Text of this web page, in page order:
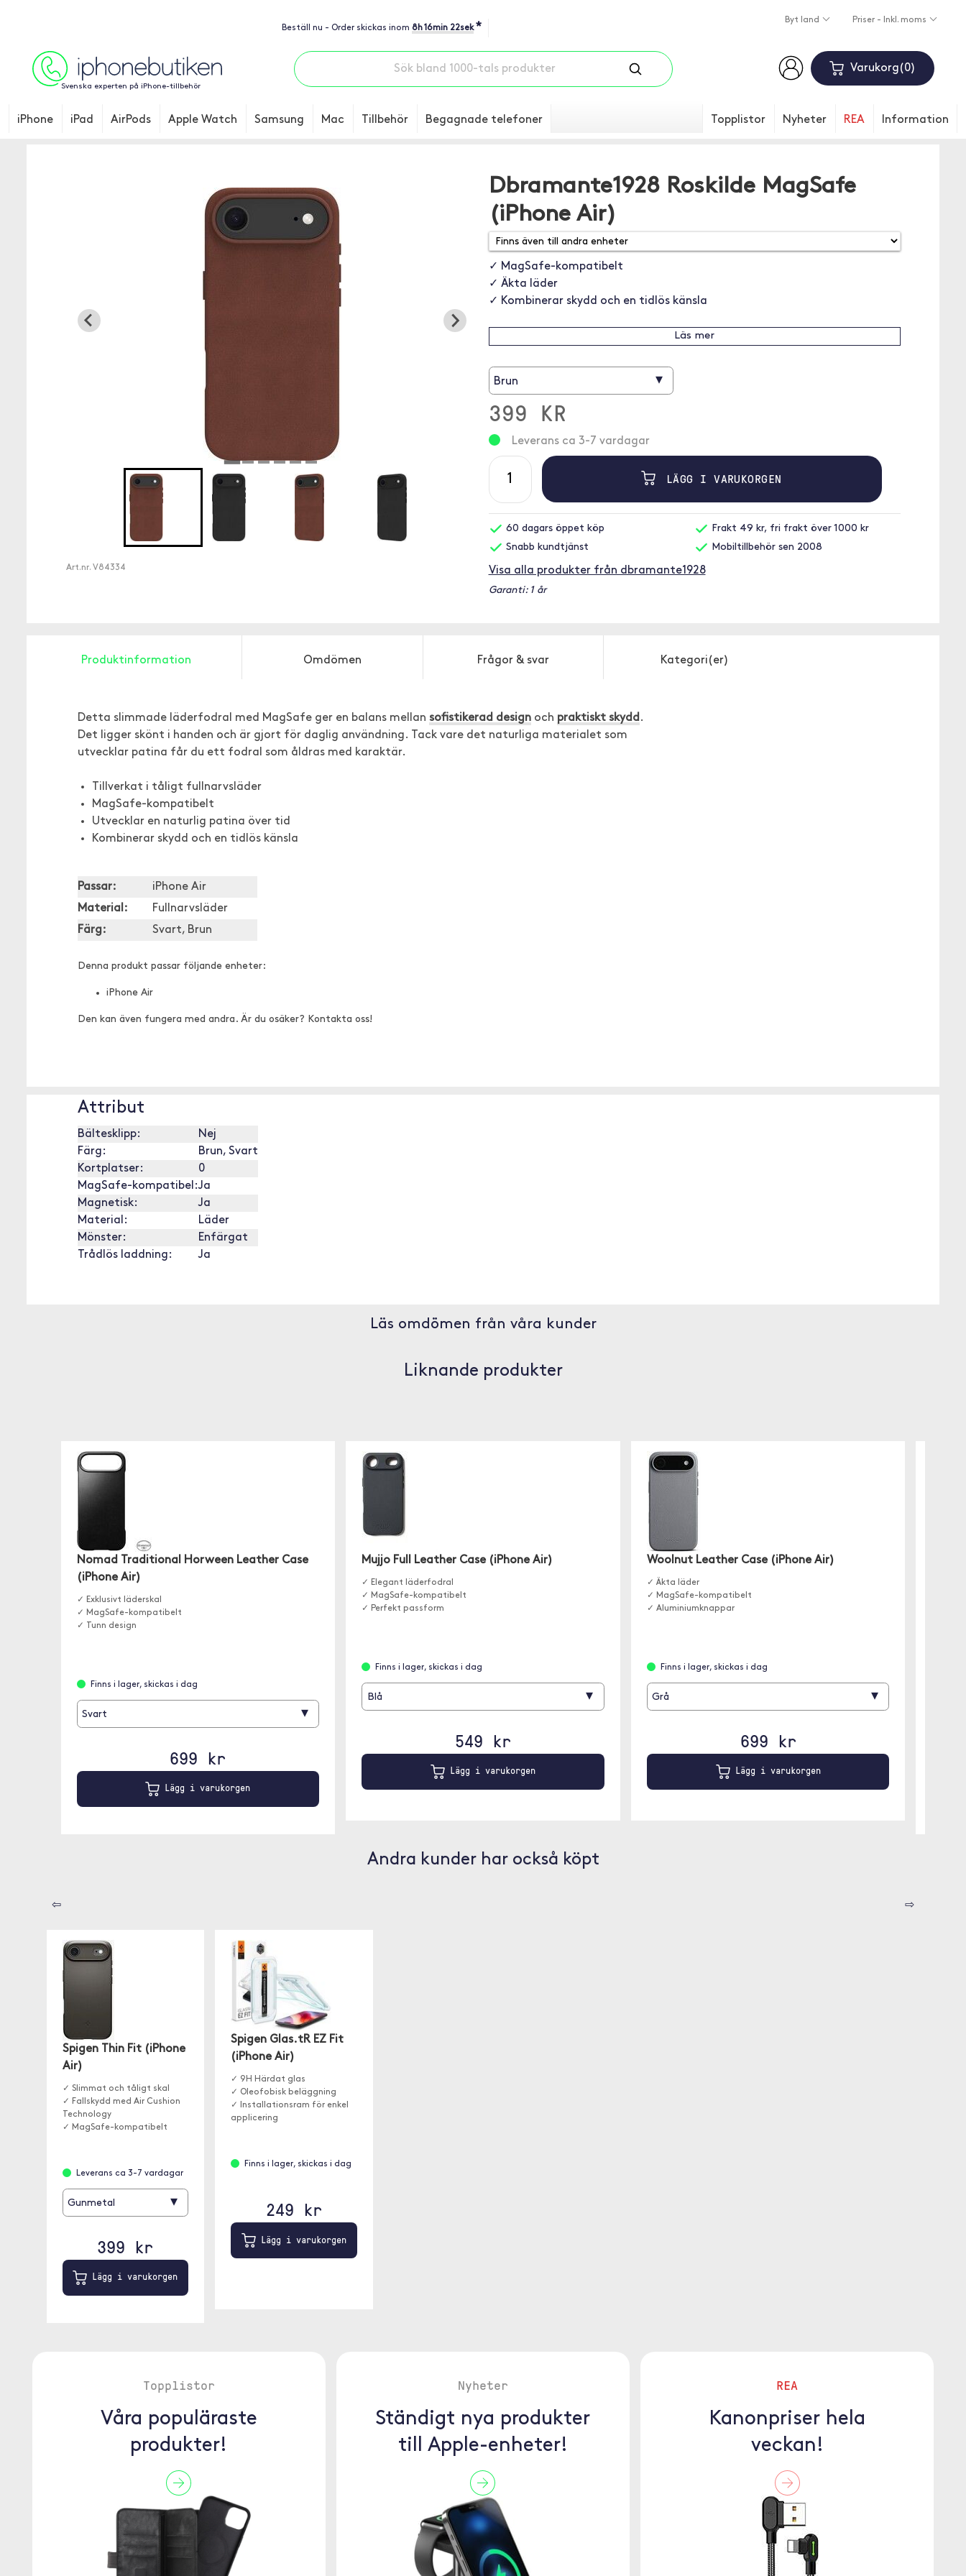
Beställ nu - Order skickas inom 8h 16min 22sek *
Byt land Priser - Inkl. moms
Svenska experten på iPhone-tillbehör
Varukorg 0
iPhone iPad AirPods Apple Watch Samsung Mac Tillbehör Begagnade telefoner Topplistor Nyheter REA Information
Art.nr. V84334
Dbramante1928 Roskilde MagSafe
(iPhone Air)
✓ MagSafe-kompatibelt
✓ Äkta läder
✓ Kombinerar skydd och en tidlös känsla
Läs mer
Brun ▾
399 KR
Leverans ca 3-7 vardagar
LÄGG I VARUKORGEN
60 dagars öppet köp
Frakt 49 kr, fri frakt över 1000 kr
Snabb kundtjänst
Mobiltillbehör sen 2008
Visa alla produkter från dbramante1928
Garanti: 1 år
Produktinformation Omdömen Frågor & svar Kategori(er)
Detta slimmade läderfodral med MagSafe ger en balans mellan sofistikerad design och praktiskt skydd .
Det ligger skönt i handen och är gjort för daglig användning. Tack vare det naturliga materialet som
utvecklar patina får du ett fodral som åldras med karaktär.
Tillverkat i tåligt fullnarvsläder
MagSafe-kompatibelt
Utvecklar en naturlig patina över tid
Kombinerar skydd och en tidlös känsla
Passar:
iPhone Air
Material:
Fullnarvsläder
Färg:
Svart, Brun
Denna produkt passar följande enheter:
iPhone Air
Den kan även fungera med andra. Är du osäker? Kontakta oss!
Attribut
Bältesklipp:
Nej
Färg:
Brun, Svart
Kortplatser:
0
MagSafe-kompatibel:Ja
Magnetisk:
Ja
Material:
Läder
Mönster:
Enfärgat
Trådlös laddning:
Ja
Läs omdömen från våra kunder
Liknande produkter
Nomad Traditional Horween Leather Case
(iPhone Air)
✓ Exklusivt läderskal
✓ MagSafe-kompatibelt
✓ Tunn design
Finns i lager, skickas i dag
Svart ▾
699 kr
Lägg i varukorgen
Mujjo Full Leather Case (iPhone Air)
✓ Elegant läderfodral
✓ MagSafe-kompatibelt
✓ Perfekt passform
Finns i lager, skickas i dag
Blå ▾
549 kr
Lägg i varukorgen
Woolnut Leather Case (iPhone Air)
✓ Äkta läder
✓ MagSafe-kompatibelt
✓ Aluminiumknappar
Finns i lager, skickas i dag
Grå ▾
699 kr
Lägg i varukorgen
Andra kunder har också köpt
⇦ ⇨
Spigen Thin Fit (iPhone
Air)
✓ Slimmat och tåligt skal
✓ Fallskydd med Air Cushion
Technology
✓ MagSafe-kompatibelt
Leverans ca 3-7 vardagar
Gunmetal ▾
399 kr
Lägg i varukorgen
Spigen Glas.tR EZ Fit
(iPhone Air)
✓ 9H Härdat glas
✓ Oleofobisk beläggning
✓ Installationsram för enkel
applicering
Finns i lager, skickas i dag
249 kr
Lägg i varukorgen
Topplistor
Våra populäraste
produkter!
Nyheter
Ständigt nya produkter
till Apple-enheter!
REA
Kanonpriser hela
veckan!